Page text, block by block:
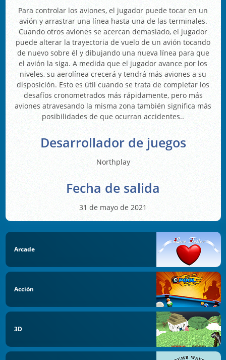
Para controlar los aviones, el jugador puede tocar en un
avión y arrastrar una línea hasta una de las terminales.
Cuando otros aviones se acercan demasiado, el jugador
puede alterar la trayectoria de vuelo de un avión tocando
de nuevo sobre él y dibujando una nueva línea para que
el avión la siga. A medida que el jugador avance por los
niveles, su aerolínea crecerá y tendrá más aviones a su
disposición. Esto es útil cuando se trata de completar los
desafíos cronometrados más rápidamente, pero más
aviones atravesando la misma zona también significa más
posibilidades de que ocurran accidentes..
Desarrollador de juegos
Northplay
Fecha de salida
31 de mayo de 2021
Arcade
Acción
3D